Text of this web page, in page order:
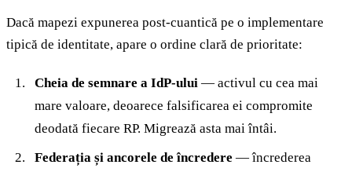
Dacă mapezi expunerea post-cuantică pe o implementare
tipică de identitate, apare o ordine clară de prioritate:
Cheia de semnare a IdP-ului — activul cu cea mai
mare valoare, deoarece falsificarea ei compromite
deodată fiecare RP. Migrează asta mai întâi.
Federația și ancorele de încredere — încrederea